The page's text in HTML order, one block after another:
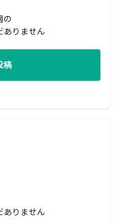
の
ありません
稿
ありません